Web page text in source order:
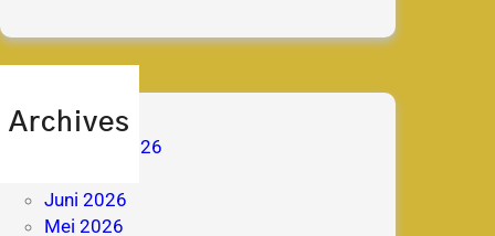
Archives
Agustus 2026
Juni 2026
Mei 2026